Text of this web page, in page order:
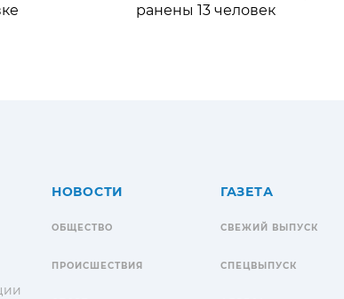
ранены 13 человек
НОВОСТИ
ОБЩЕСТВО
ПРОИСШЕСТВИЯ
ГАЗЕТА
СВЕЖИЙ ВЫПУСК
СПЕЦВЫПУСК